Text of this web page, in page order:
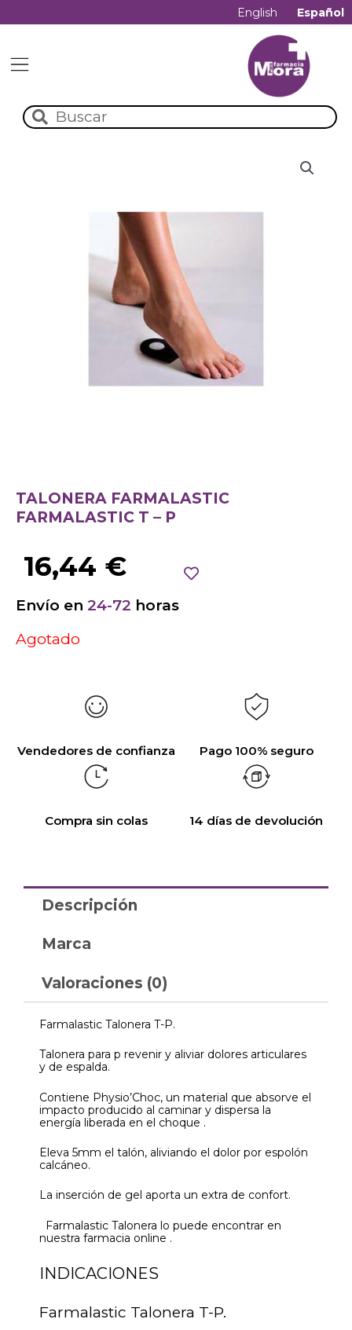
English Español
TALONERA FARMALASTIC
FARMALASTIC T – P
16,44 €
Envío en 24-72 horas
Agotado
Vendedores de confianza Pago 100% seguro
Compra sin colas 14 días de devolución
Descripción
Marca
Valoraciones (0)
Farmalastic Talonera T-P.
Talonera para p revenir y aliviar dolores articulares
y de espalda.
Contiene Physio’Choc, un material que absorve el
impacto producido al caminar y dispersa la
energía liberada en el choque .
Eleva 5mm el talón, aliviando el dolor por espolón
calcáneo.
La inserción de gel aporta un extra de confort.
Farmalastic Talonera lo puede encontrar en
nuestra farmacia online .
INDICACIONES
Farmalastic Talonera T-P.